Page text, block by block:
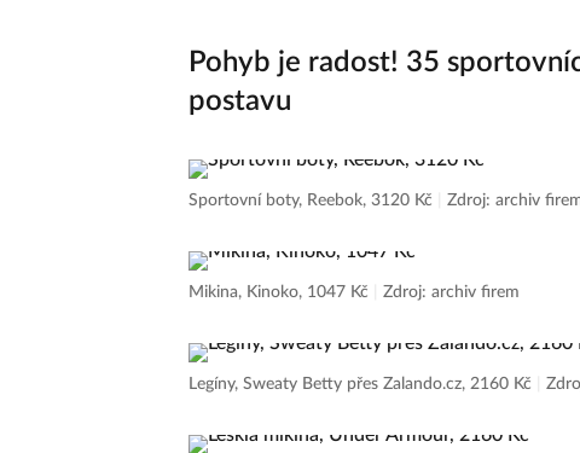
Pohyb je radost! 35
postavu
Sportovní boty, Reebok, 3120 Kč Zdroj: archiv
Mikina, Kinoko, 1047 Kč Zdroj: archiv firem
Legíny, Sweaty Betty přes Zalando.cz, 2160 Kč